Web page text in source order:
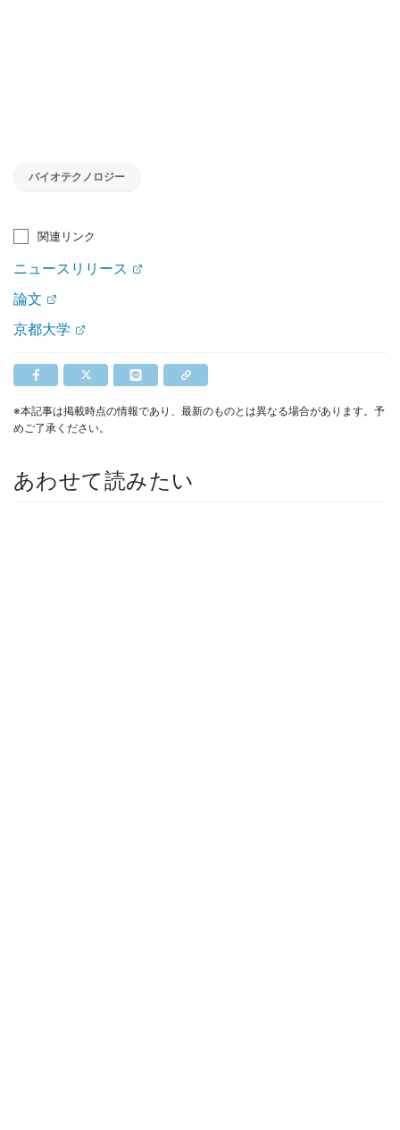
バイオテクノロジー
関連リンク
ニュースリリース
論文
京都大学
※本記事は掲載時点の情報であり、最新のものとは異なる場合があります。予
めご了承ください。
あわせて読みたい